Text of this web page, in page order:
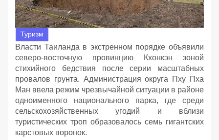
Туризм
Власти Таиланда в экстренном порядке объявили
северо-восточную провинцию Кхонкэн зоной
стихийного бедствия после серии масштабных
провалов грунта. Администрация округа Пху Пха
Ман ввела режим чрезвычайной ситуации в районе
одноименного национального парка, где среди
сельскохозяйственных угодий и вблизи
туристических троп образовалось семь гигантских
карстовых воронок.